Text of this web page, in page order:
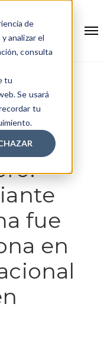
de
analizar el
consulta
tu
Se usará
tu
Lema fue doble
en República
fue
en